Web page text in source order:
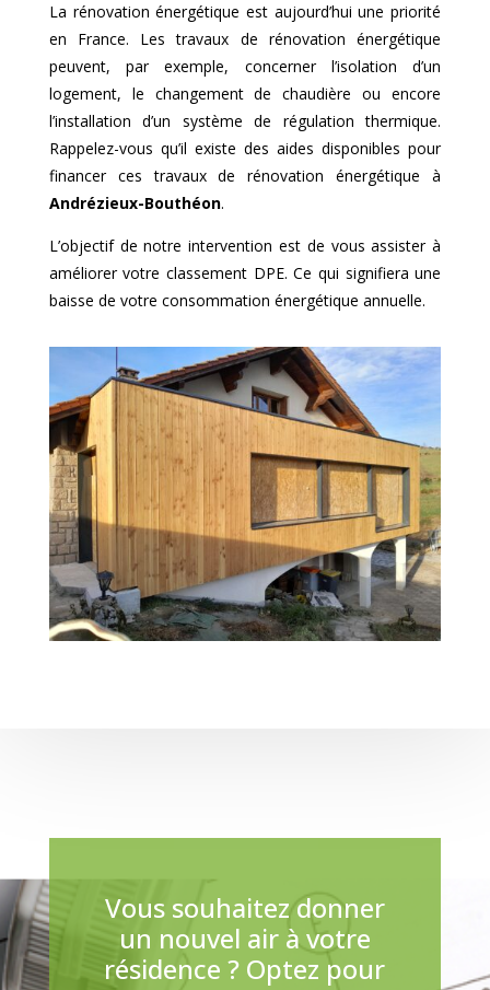
La rénovation énergétique est aujourd’hui une priorité
en France. Les travaux de rénovation énergétique
peuvent, par exemple, concerner l’isolation d’un
logement, le changement de chaudière ou encore
l’installation d’un système de régulation thermique.
Rappelez-vous qu’il existe des aides disponibles pour
financer ces travaux de rénovation énergétique à
Andrézieux-Bouthéon.
L’objectif de notre intervention est de vous assister à
améliorer votre classement DPE. Ce qui signifiera une
baisse de votre consommation énergétique annuelle.
Vous souhaitez donner
un nouvel air à votre
résidence ? Optez pour